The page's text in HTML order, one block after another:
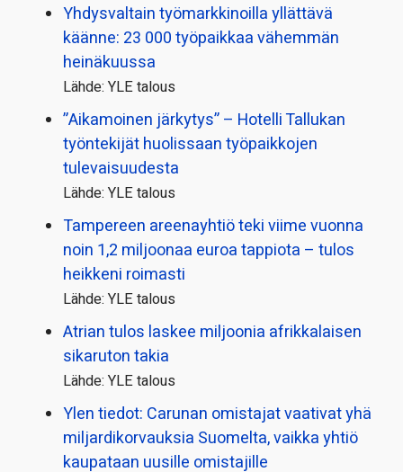
Yhdysvaltain työmarkkinoilla yllättävä
käänne: 23 000 työpaikkaa vähemmän
heinäkuussa
Lähde: YLE talous
”Aikamoinen järkytys” – Hotelli Tallukan
työntekijät huolissaan työpaikkojen
tulevaisuudesta
Lähde: YLE talous
Tampereen areenayhtiö teki viime vuonna
noin 1,2 miljoonaa euroa tappiota – tulos
heikkeni roimasti
Lähde: YLE talous
Atrian tulos laskee miljoonia afrikkalaisen
sikaruton takia
Lähde: YLE talous
Ylen tiedot: Carunan omistajat vaativat yhä
miljardi­korvauksia Suomelta, vaikka yhtiö
kaupataan uusille omistajille